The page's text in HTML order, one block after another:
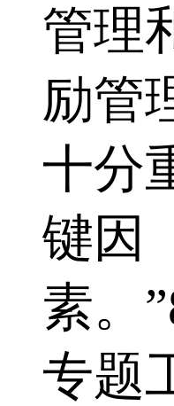
管理
励管
十分
键因
素。
专题